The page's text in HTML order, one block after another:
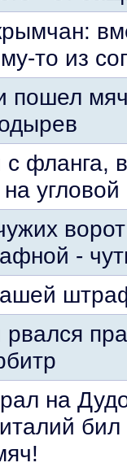
то из
мяч
фланга,
угловой
-
рвался
на
бил